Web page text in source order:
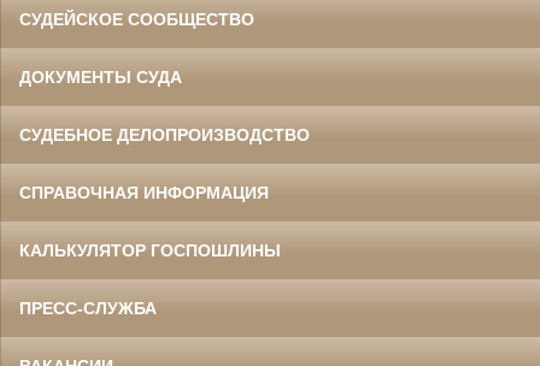
СУДЕЙСКОЕ СООБЩЕСТВО
ДОКУМЕНТЫ СУДА
СУДЕБНОЕ ДЕЛОПРОИЗВОДСТВО
СПРАВОЧНАЯ ИНФОРМАЦИЯ
КАЛЬКУЛЯТОР ГОСПОШЛИНЫ
ПРЕСС-СЛУЖБА